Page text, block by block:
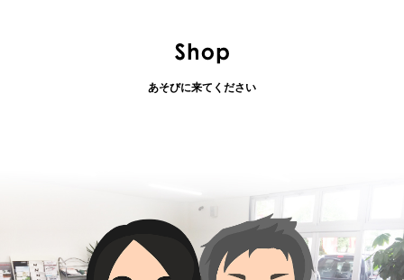
あそびに来てください